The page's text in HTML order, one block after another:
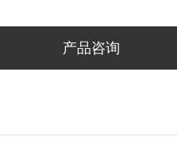
产品咨询